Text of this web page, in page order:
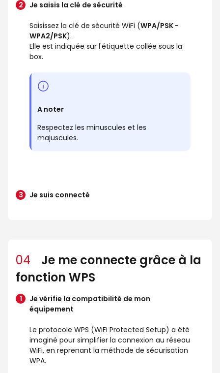
Je saisis la clé de sécurité
Saisissez la clé de sécurité WiFi (WPA/PSK -
WPA2/PSK).
Elle est indiquée sur l'étiquette collée sous la
box.
A noter
Respectez les minuscules et les
majuscules.
Je suis connecté
04
Je me connecte grâce à la
fonction WPS
Je vérifie la compatibilité de mon
équipement
Le protocole WPS (WiFi Protected Setup) a été
imaginé pour simplifier la connexion au réseau
WiFi, en reprenant la méthode de sécurisation
WPA.